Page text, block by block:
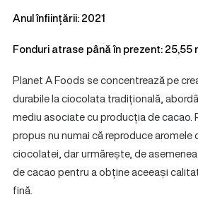
Anul înființării: 2021
Fonduri atrase până în prezent: 25,55
Planet A Foods se concentrează pe
durabile la ciocolata tradițională,
mediu asociate cu producția de cacao.
propus nu numai că reproduce aromele
ciocolatei, dar urmărește, de
de cacao pentru a obține aceeași
fină.